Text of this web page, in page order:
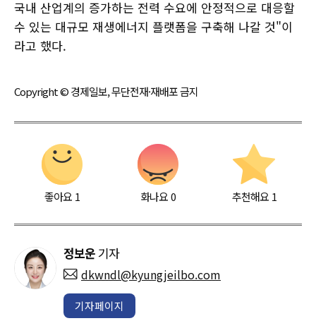
국내 산업계의 증가하는 전력 수요에 안정적으로 대응할
수 있는 대규모 재생에너지 플랫폼을 구축해 나갈 것"이
라고 했다.
Copyright © 경제일보, 무단전재·재배포 금지
좋아요 1 화나요0 추천해요 1
정보운 기자
dkwndl@kyungjeilbo.com
기자페이지